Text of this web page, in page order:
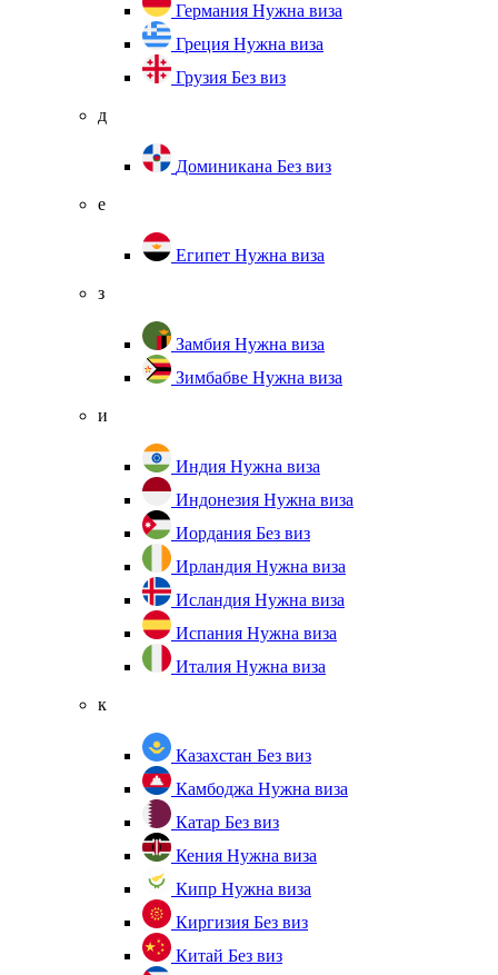
Германия Нужна виза
Греция Нужна виза
Грузия Без виз
д
Доминикана Без виз
е
Египет Нужна виза
з
Замбия Нужна виза
Зимбабве Нужна виза
и
Индия Нужна виза
Индонезия Нужна виза
Иордания Без виз
Ирландия Нужна виза
Исландия Нужна виза
Испания Нужна виза
Италия Нужна виза
к
Казахстан Без виз
Камбоджа Нужна виза
Катар Без виз
Кения Нужна виза
Кипр Нужна виза
Киргизия Без виз
Китай Без виз